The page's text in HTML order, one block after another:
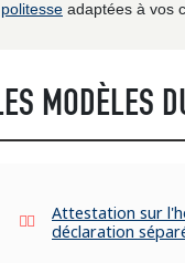
politesse adaptées à vos
MODÈLES
Attestation sur
déclaration